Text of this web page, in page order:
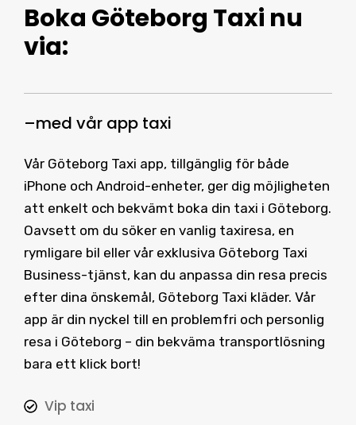
Boka Göteborg Taxi nu
via:
–med vår app taxi
Vår Göteborg Taxi app, tillgänglig för både
iPhone och Android-enheter, ger dig möjligheten
att enkelt och bekvämt boka din taxi i Göteborg.
Oavsett om du söker en vanlig taxiresa, en
rymligare bil eller vår exklusiva Göteborg Taxi
Business-tjänst, kan du anpassa din resa precis
efter dina önskemål, Göteborg Taxi kläder. Vår
app är din nyckel till en problemfri och personlig
resa i Göteborg – din bekväma transportlösning
bara ett klick bort!
Vip taxi